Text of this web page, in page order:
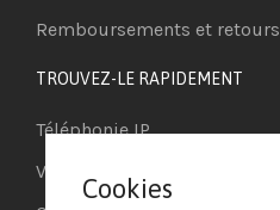
Remboursements et retours
TROUVEZ-LE RAPIDEMENT
Téléphonie IP
Visioconférence
Cookies